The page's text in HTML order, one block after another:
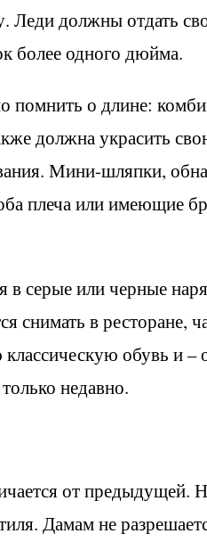
Леди должны отдать
более одного дюйма.
о длине:
должна украсить
Мини-шляпки,
плеча или имеющие
серые или черные
в ресторане,
обувь и –
недавно.
от предыдущей.
Дамам не